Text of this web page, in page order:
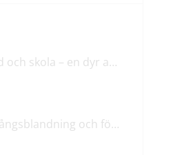
Förstatligande av vård och skola – en dyr affär med osäkert utfall
M & SD hycklar om tvångsblandning och förvärrar segregationen